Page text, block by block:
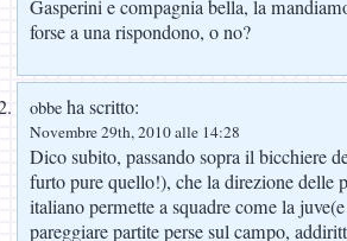
Gasperini e compagnia bella, la
forse a una rispondono, o no?
obbe ha scritto:
Novembre 29th, 2010 alle 14:28
Dico subito, passando sopra il bicchiere
furto pure quello!), che la direzione delle
italiano permette a squadre come la
pareggiare partite perse sul campo,